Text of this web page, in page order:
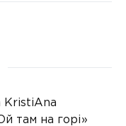
KristiAna
там на горі»